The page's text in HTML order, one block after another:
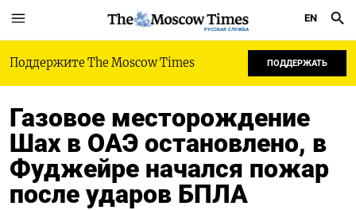
РУССКАЯ СЛУЖБА
EN
Поддержите The Moscow Times ПОДДЕРЖАТЬ
Газовое месторождение
Шах в ОАЭ остановлено, в
Фуджейре начался пожар
после ударов БПЛА